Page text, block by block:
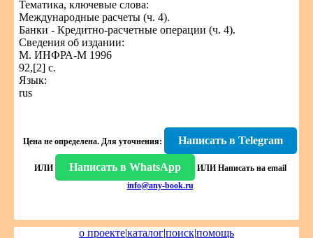
Тематика, ключевые слова:
Международные расчеты (ч. 4).
Банки - Кредитно-расчетные операции (ч. 4).
Сведения об издании:
М. ИНФРА-М 1996
92,[2] с.
Язык:
rus
Цена не определена. Для уточнения: Написать в Telegram
ИЛИ Написать в WhatsApp ИЛИ Написать на email
info@any-book.ru
о проекте|каталог|поиск|помощь